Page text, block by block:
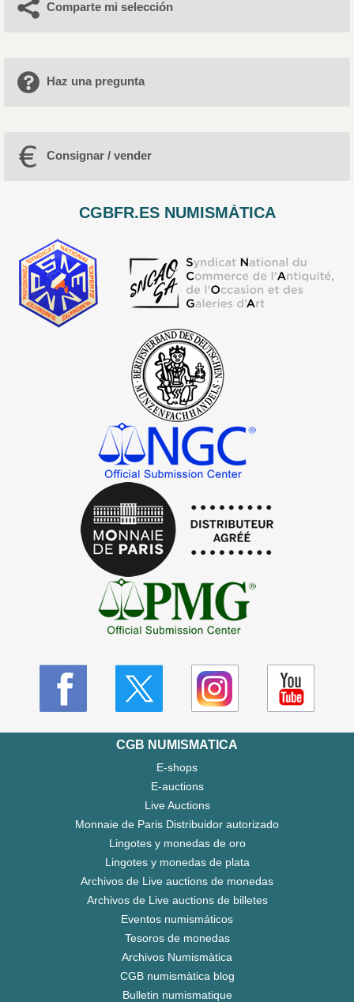
Comparte mi selección
Haz una pregunta
Consignar / vender
CGBFR.ES NUMISMÀTICA
CGB NUMISMATICA
E-shops
E-auctions
Live Auctions
Monnaie de Paris Distribuidor autorizado
Lingotes y monedas de oro
Lingotes y monedas de plata
Archivos de Live auctions de monedas
Archivos de Live auctions de billetes
Eventos numismáticos
Tesoros de monedas
Archivos Numismàtica
CGB numismàtica blog
Bulletin numismatique